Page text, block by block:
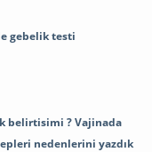
gebelik testi
belirtisimi ? Vajinada
nedenlerini yazdık